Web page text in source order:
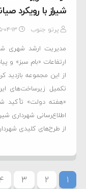
شیراز با رویکرد
پرتو جنوب ۱۴۰۵-
مدیریت ارشد شهری
ارتفاعات «بام سبز» و
از این مجموعه بازدید
تکمیل زیرساخت‌های
«هفته دولت» تأکید
اطلاع‌رسانی شهرداری
از طرح‌های کلیدی
1
2
3